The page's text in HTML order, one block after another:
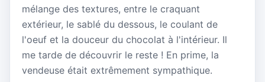
mélange des textures, entre le craquant
extérieur, le sablé du dessous, le coulant de
l'oeuf et la douceur du chocolat à l'intérieur. Il
me tarde de découvrir le reste ! En prime, la
vendeuse était extrêmement sympathique.